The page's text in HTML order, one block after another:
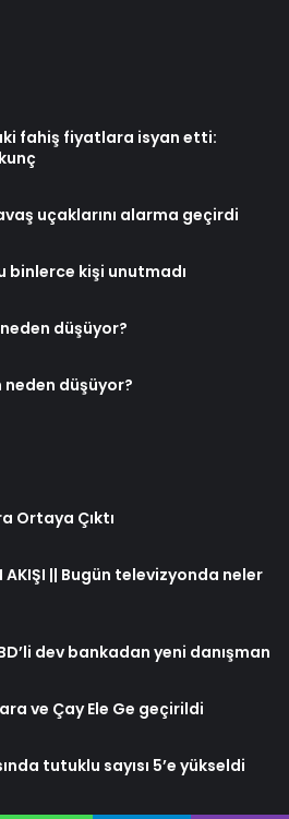
fahiş fiyatlara isyan etti:
uçaklarını alarma geçirdi
binlerce kişi unutmadı
düşüyor?
düşüyor?
Ortaya Çıktı
AKIŞI || Bugün televizyonda neler
dev bankadan yeni danışman
ve Çay Ele Ge geçirildi
tutuklu sayısı 5’e yükseldi